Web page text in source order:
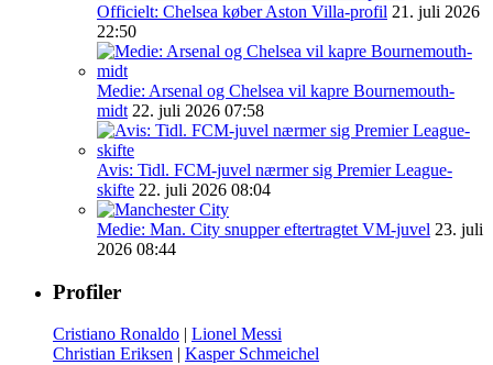
Officielt: Chelsea køber Aston Villa-profil 21. juli 2026
22:50
Medie: Arsenal og Chelsea vil kapre Bournemouth-
midt 22. juli 2026 07:58
Avis: Tidl. FCM-juvel nærmer sig Premier League-
skifte 22. juli 2026 08:04
Medie: Man. City snupper eftertragtet VM-juvel 23. juli
2026 08:44
Profiler
Cristiano Ronaldo | Lionel Messi
Christian Eriksen | Kasper Schmeichel